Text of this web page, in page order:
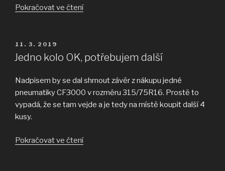
Pokračovat ve čtení„Ventilátory“
PUBLIKOVÁNO
11. 3. 2019
Jedno kolo OK, potřebujem další
Nadpisem by se dal shrnout závěr z nákupu jedné
pneumatiky CF3000 v rozměru 315/75R16. Prostě to
vypadá, že se tam vejde a je tedy na místě koupit další 4
kusy.
Pokračovat ve čtení„Jedno